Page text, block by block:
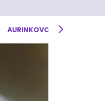
AURINKOVOIDE